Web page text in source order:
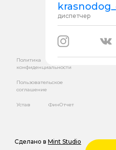
диспетчер
Политика
конфиденциальности
Пользовательское
соглашение
Устав ФинОтчет
Сделано в Mint Studio